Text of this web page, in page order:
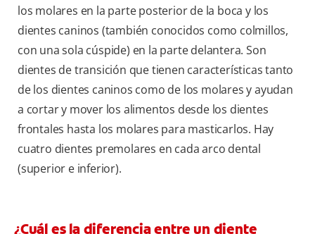
los molares en la parte posterior de la boca y los
dientes caninos (también conocidos como colmillos,
con una sola cúspide) en la parte delantera. Son
dientes de transición que tienen características tanto
de los dientes caninos como de los molares y ayudan
a cortar y mover los alimentos desde los dientes
frontales hasta los molares para masticarlos. Hay
cuatro dientes premolares en cada arco dental
(superior e inferior).
¿Cuál es la diferencia entre un diente